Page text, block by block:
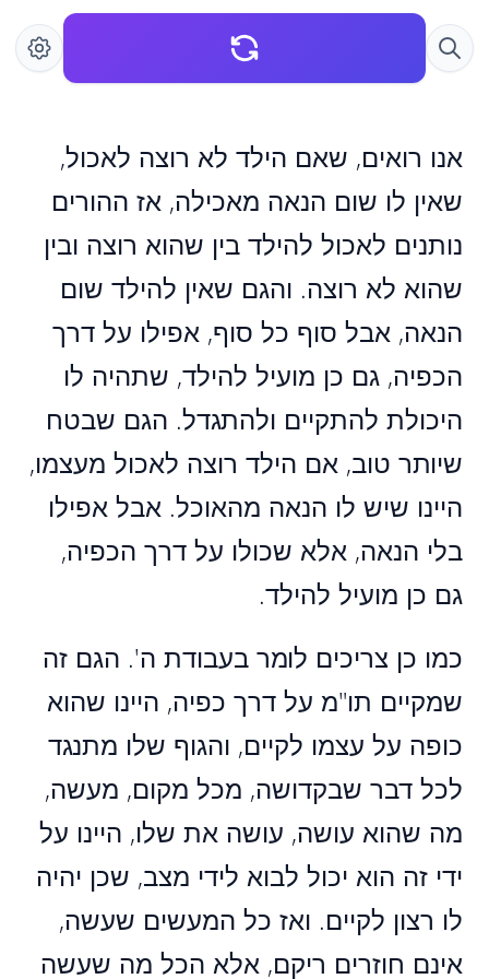
אנו רואים, שאם הילד לא רוצה לאכול,
שאין לו שום הנאה מאכילה, אז ההורים
נותנים לאכול להילד בין שהוא רוצה ובין
שהוא לא רוצה. והגם שאין להילד שום
הנאה, אבל סוף כל סוף, אפילו על דרך
הכפיה, גם כן מועיל להילד, שתהיה לו
היכולת להתקיים ולהתגדל. הגם שבטח
שיותר טוב, אם הילד רוצה לאכול מעצמו,
היינו שיש לו הנאה מהאוכל. אבל אפילו
בלי הנאה, אלא שכולו על דרך הכפיה,
גם כן מועיל להילד.
כמו כן צריכים לומר בעבודת ה'. הגם זה
שמקיים תו"מ על דרך כפיה, היינו שהוא
כופה על עצמו לקיים, והגוף שלו מתנגד
לכל דבר שבקדושה, מכל מקום, מעשה,
מה שהוא עושה, עושה את שלו, היינו על
ידי זה הוא יכול לבוא לידי מצב, שכן יהיה
לו רצון לקיים. ואז כל המעשים שעשה,
אינם חוזרים ריקם, אלא הכל מה שעשה